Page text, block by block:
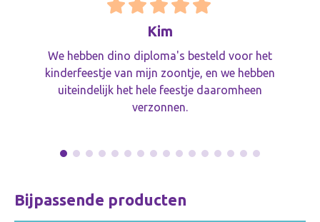
Kim
We hebben dino diploma's besteld voor het
kinderfeestje van mijn zoontje, en we hebben
uiteindelijk het hele feestje daaromheen
verzonnen.
Bijpassende producten